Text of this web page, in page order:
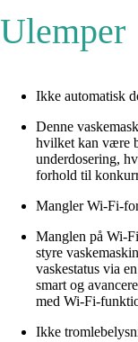
Ulemper
Ikke automatisk
Denne
hvilket kan være
underdosering,
forhold til
Mangler Wi-Fi-
Manglen på Wi-
styre
vaskestatus via
smart og
med Wi-Fi-
Ikke